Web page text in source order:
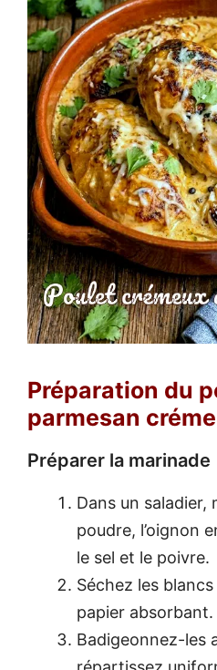
Préparation du
parmesan
Préparer la marinade
Dans un saladier,
poudre, l’oignon
le sel et le poivre.
Séchez les
papier absorbant.
Badigeonnez-les